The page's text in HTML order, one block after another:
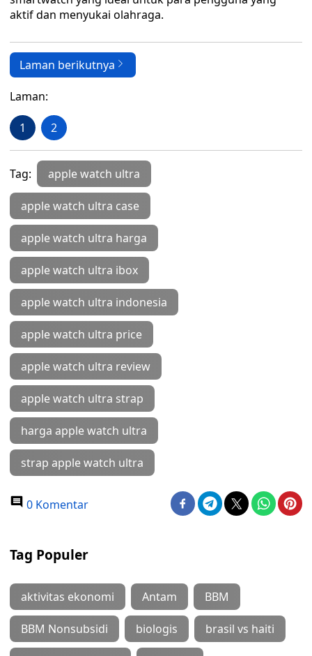
aktif dan menyukai olahraga.
Laman berikutnya
Laman:
1 2
Tag: apple watch ultra
apple watch ultra case
apple watch ultra harga
apple watch ultra ibox
apple watch ultra indonesia
apple watch ultra price
apple watch ultra review
apple watch ultra strap
harga apple watch ultra
strap apple watch ultra
0 Komentar
Tag Populer
aktivitas ekonomi Antam BBM
BBM Nonsubsidi biologis brasil vs haiti